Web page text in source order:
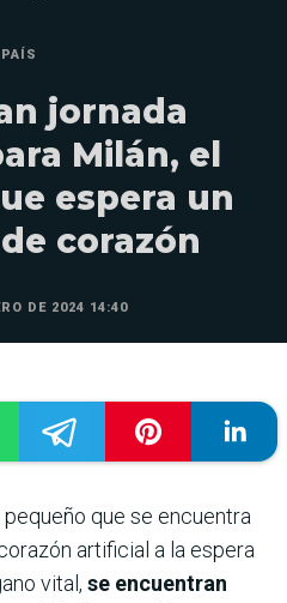
PAÍS
jornada
Milán, el
espera un
corazón
DE 2024 14:40
que se encuentra
artificial a la espera
vital, se encuentran